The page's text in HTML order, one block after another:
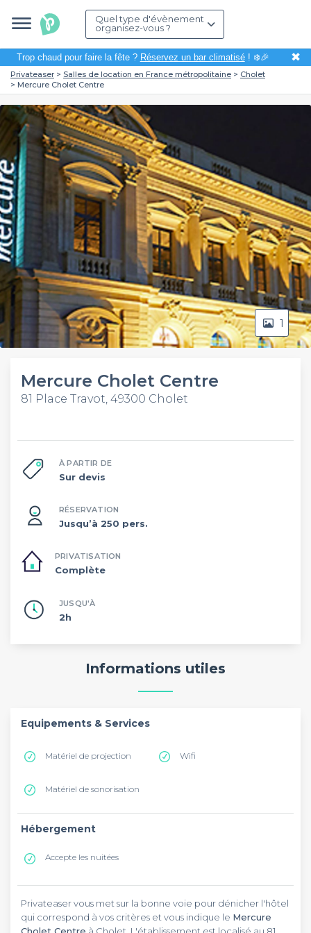
Quel type d'évènement
organisez-vous ?
Trop chaud pour faire la fête ? Réservez un bar climatisé! ❄️🎉 ✖
Privateaser Salles de location en France métropolitaine
Cholet
Mercure Cholet Centre
1
Mercure Cholet Centre
81 Place Travot, 49300 Cholet
À PARTIR DE
Sur devis
RÉSERVATION
Jusqu’à 250 pers.
PRIVATISATION
Complète
JUSQU'À
2h
Informations utiles
Equipements & Services
Matériel de projection Wifi
Matériel de sonorisation
Hébergement
Accepte les nuitées
Privateaser vous met sur la bonne voie pour dénicher l'hôtel
qui correspond à vos critères et vous indique le Mercure
Cholet Centre à Cholet. L'établissement est localisé au 81